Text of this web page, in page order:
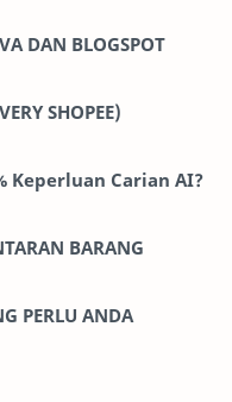
DAN BLOGSPOT
SHOPEE)
Keperluan Carian AI?
BARANG
PERLU ANDA